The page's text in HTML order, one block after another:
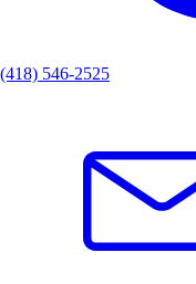
(418) 546-2525